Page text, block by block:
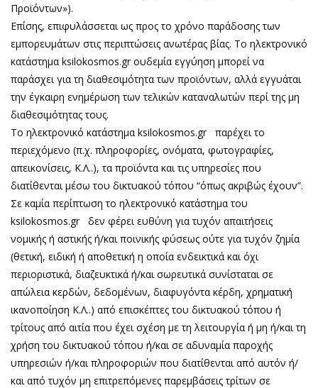
Προϊόντων»).
Επίσης, επιφυλάσσεται ως προς το χρόνο παράδοσης των
εμπορευμάτων στις περιπτώσεις ανωτέρας βίας. Το ηλεκτρονικό
κατάστημα ksilokosmos.gr ουδεμία εγγύηση μπορεί να
παράσχει για τη διαθεσιμότητα των προϊόντων, αλλά εγγυάται
την έγκαιρη ενημέρωση των τελικών καταναλωτών περί της μη
διαθεσιμότητας τους.
Το ηλεκτρονικό κατάστημα ksilokosmos.gr παρέχει το
περιεχόμενο (π.χ. πληροφορίες, ονόματα, φωτογραφίες,
απεικονίσεις, Κ.Λ..), τα προϊόντα και τις υπηρεσίες που
διατίθενται μέσω του δικτυακού τόπου “όπως ακριβώς έχουν”.
Σε καμία περίπτωση το ηλεκτρονικό κατάστημα του
ksilokosmos.gr δεν φέρει ευθύνη για τυχόν απαιτήσεις
νομικής ή αστικής ή/και ποινικής φύσεως ούτε για τυχόν ζημία
(θετική, ειδική ή αποθετική η οποία ενδεικτικά και όχι
περιοριστικά, διαζευκτικά ή/και σωρευτικά συνίσταται σε
απώλεια κερδών, δεδομένων, διαφυγόντα κέρδη, χρηματική
ικανοποίηση Κ.Λ..) από επισκέπτες του δικτυακού τόπου ή
τρίτους από αιτία που έχει σχέση με τη λειτουργία ή μη ή/και τη
χρήση του δικτυακού τόπου ή/και σε αδυναμία παροχής
υπηρεσιών ή/και πληροφοριών που διατίθενται από αυτόν ή/
και από τυχόν μη επιτρεπόμενες παρεμβάσεις τρίτων σε